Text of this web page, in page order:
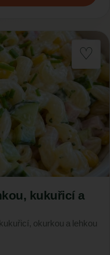
kukuřicí a
okurkou a lehkou